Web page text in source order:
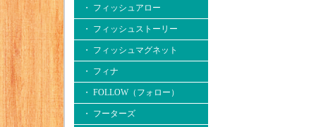
・ フィッシュアロー
・ フィッシュストーリー
・ フィッシュマグネット
・ フィナ
・ FOLLOW（フォロー）
・ フーターズ